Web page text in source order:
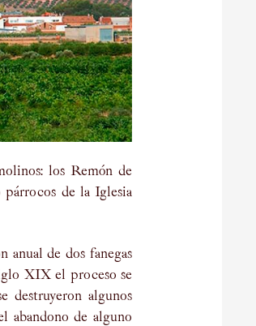
los Remón de
de la Iglesia
anual de dos fanegas
XIX el proceso se
destruyeron algunos
abandono de alguno